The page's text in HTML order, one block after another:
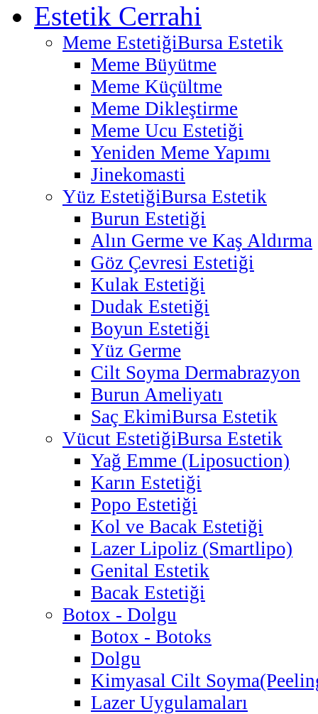
Estetik Cerrahi
Meme EstetiğiBursa Estetik
Meme Büyütme
Meme Küçültme
Meme Dikleştirme
Meme Ucu Estetiği
Yeniden Meme Yapımı
Jinekomasti
Yüz EstetiğiBursa Estetik
Burun Estetiği
Alın Germe ve Kaş Aldırma
Göz Çevresi Estetiği
Kulak Estetiği
Dudak Estetiği
Boyun Estetiği
Yüz Germe
Cilt Soyma Dermabrazyon
Burun Ameliyatı
Saç EkimiBursa Estetik
Vücut EstetiğiBursa Estetik
Yağ Emme (Liposuction)
Karın Estetiği
Popo Estetiği
Kol ve Bacak Estetiği
Lazer Lipoliz (Smartlipo)
Genital Estetik
Bacak Estetiği
Botox - Dolgu
Botox - Botoks
Dolgu
Kimyasal Cilt Soyma
Lazer Uygulamaları